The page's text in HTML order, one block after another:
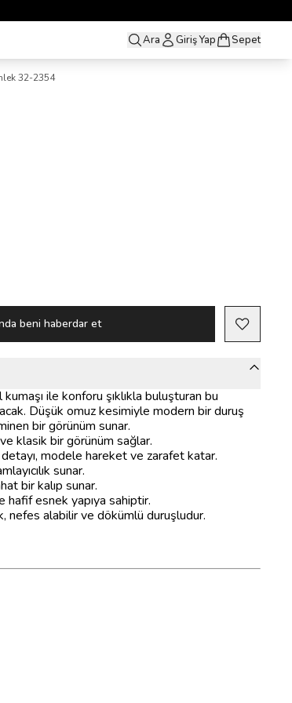
Ara Giriş Yap Sepet
32-2354
beni haberdar et
ile konforu şıklıkla buluşturan bu
Düşük omuz kesimiyle modern bir duruş
bir görünüm sunar.
klasik bir görünüm sağlar.
modele hareket ve zarafet katar.
sunar.
bir kalıp sunar.
esnek yapıya sahiptir.
nefes alabilir ve dökümlü duruşludur.